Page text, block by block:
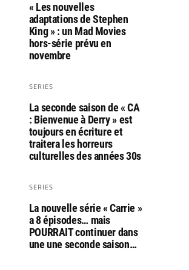
« Les nouvelles
adaptations de Stephen
King » : un Mad Movies
hors-série prévu en
novembre
SERIES
La seconde saison de « CA
: Bienvenue à Derry » est
toujours en écriture et
traitera les horreurs
culturelles des années 30s
SERIES
La nouvelle série « Carrie »
a 8 épisodes… mais
POURRAIT continuer dans
une une seconde saison…